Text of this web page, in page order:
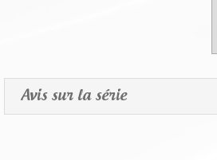
Avis sur la série